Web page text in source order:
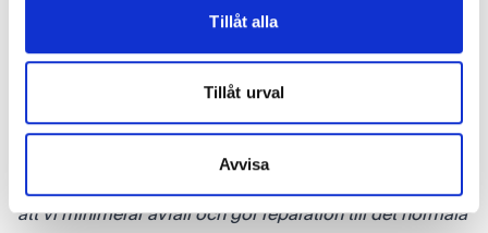
Tillåt alla
Tillåt urval
Avvisa
industrigränserna, med SNI-koder och dylikt, tror jag
kommer försvinna.
Vad är RE:Source drömscenario framåt?
Drömscenariot är resurseffektivitet inom planetens
att vi minimerar avfall och gör reparation till det normala